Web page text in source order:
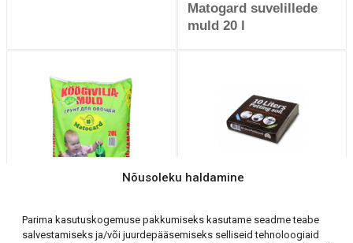
Nõusoleku haldamine
Parima kasutuskogemuse pakkumiseks kasutame seadme teabe
salvestamiseks ja/või juurdepääsemiseks selliseid tehnoloogiaid
Matogard suvelillede
muld 20 l